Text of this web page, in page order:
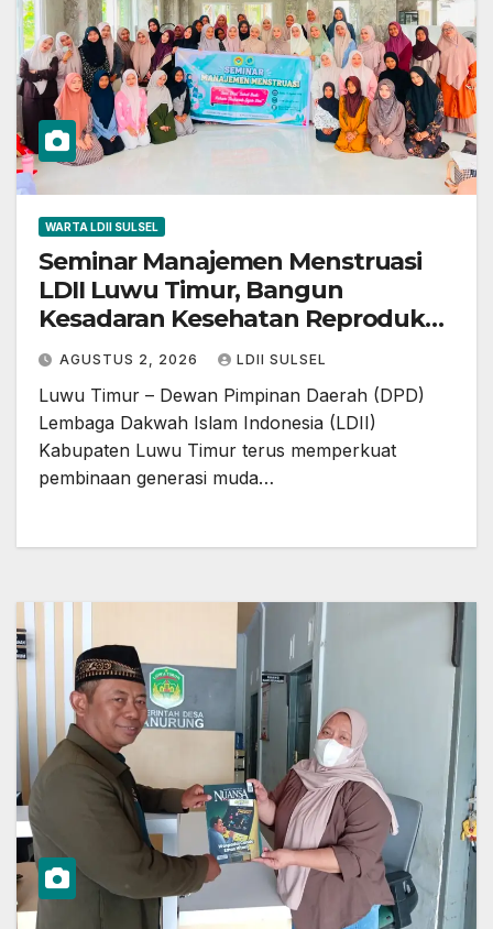
WARTA LDII SULSEL
Seminar Manajemen Menstruasi
LDII Luwu Timur, Bangun
Kesadaran Kesehatan Reproduksi
dan Thaharah Sejak Praremaja
AGUSTUS 2, 2026 LDII SULSEL
Luwu Timur – Dewan Pimpinan Daerah (DPD)
Lembaga Dakwah Islam Indonesia (LDII)
Kabupaten Luwu Timur terus memperkuat
pembinaan generasi muda…